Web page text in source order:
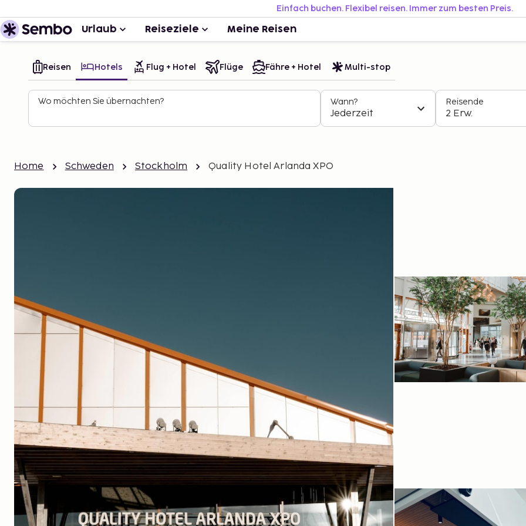
Einfach buchen. Flexibel reisen. Immer zum besten Preis.
Urlaub Reiseziele Meine Reisen
Reisen Hotels Flug + Hotel Flüge Fähre + Hotel Multi-stop
Wo möchten Sie übernachten? Wann?
Jederzeit
Reisende
2 Erw.
Home Schweden Stockholm Quality Hotel Arlanda XPO